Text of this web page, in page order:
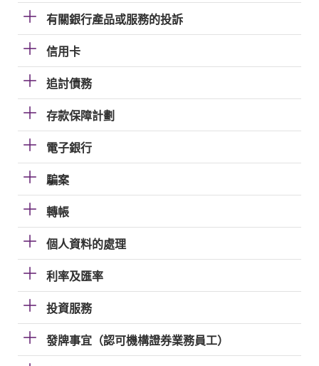
有關銀行產品或服務的投訴
信用卡
追討債務
存款保障計劃
電子銀行
騙案
轉帳
個人資料的處理
利率及匯率
投資服務
發牌事宜（認可機構證券業務員工）